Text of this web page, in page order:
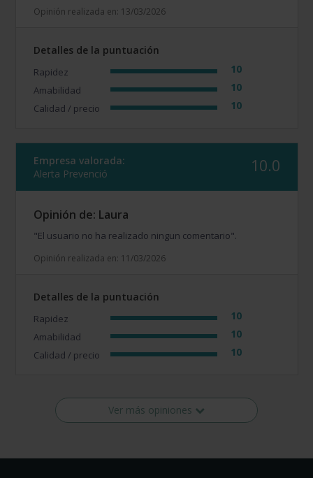
Opinión realizada en: 13/03/2026
Detalles de la puntuación
Rapidez 10
Amabilidad 10
Calidad / precio 10
Empresa valorada:
Alerta Prevenció
10.0
Opinión de: Laura
"El usuario no ha realizado ningun comentario".
Opinión realizada en: 11/03/2026
Detalles de la puntuación
Rapidez 10
Amabilidad 10
Calidad / precio 10
Ver más opiniones